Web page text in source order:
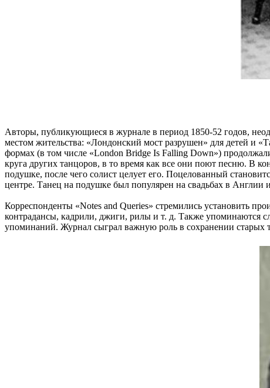
Авторы, публикующиеся в журнале в период 1850-52 годов,
местом жительства: «Лондонский мост разрушен» для детей и
формах (в том числе «London Bridge Is Falling Down»)
круга других танцоров, в то время как все они поют песню. В
подушке, после чего солист целует его. Поцелованный
центре. Танец на подушке был популярен на свадьбах в Англии
Корреспонденты «Notes and Queries» стремились установить
контрадансы, кадрили, джиги, рилы и т. д. Также упоминаются
упоминаний. Журнал сыграл важную роль в сохранении старых